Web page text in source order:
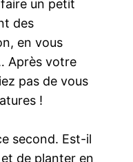
un petit
des
en vous
Après votre
pas de vous
!
second. Est-il
de planter en